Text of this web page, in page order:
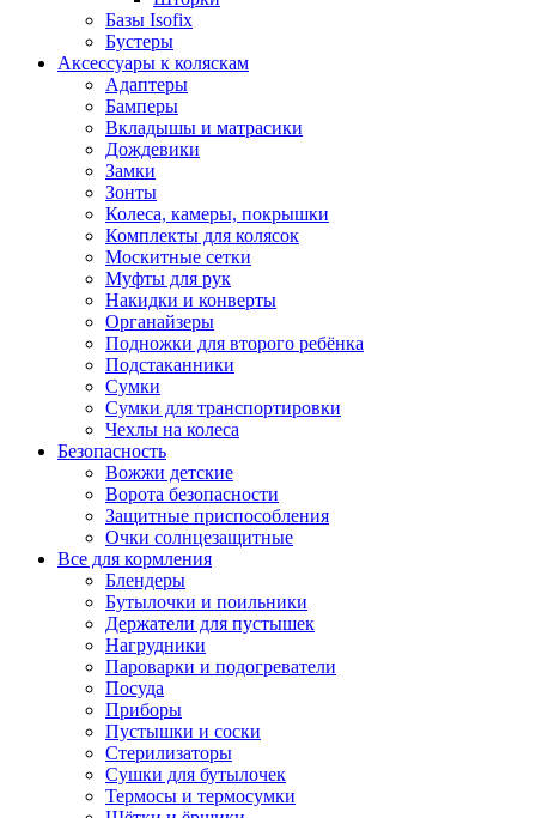
Базы Isofix
Бустеры
Аксессуары к коляскам
Адаптеры
Бамперы
Вкладышы и матрасики
Дождевики
Замки
Зонты
Колеса, камеры, покрышки
Комплекты для колясок
Москитные сетки
Муфты для рук
Накидки и конверты
Органайзеры
Подножки для второго ребёнка
Подстаканники
Сумки
Сумки для транспортировки
Чехлы на колеса
Безопасность
Вожжи детские
Ворота безопасности
Защитные приспособления
Очки солнцезащитные
Все для кормления
Блендеры
Бутылочки и поильники
Держатели для пустышек
Нагрудники
Пароварки и подогреватели
Посуда
Приборы
Пустышки и соски
Стерилизаторы
Сушки для бутылочек
Термосы и термосумки